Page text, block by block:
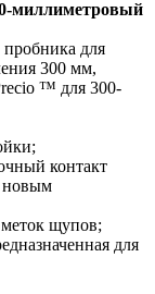
миллиметровый
для
300 мм,
™ для 300-
контакт
новым
щупов;
для